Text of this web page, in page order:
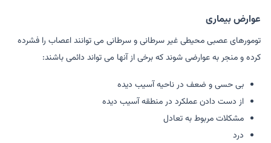
عوارض بیماری
تومورهای عصبی محیطی غیر سرطانی و سرطانی می توانند اعصاب را فشرده
کرده و منجر به عوارضی شوند که برخی از آنها می تواند دائمی باشند:
بی حسی و ضعف در ناحیه آسیب دیده
از دست دادن عملکرد در منطقه آسیب دیده
مشکلات مربوط به تعادل
درد